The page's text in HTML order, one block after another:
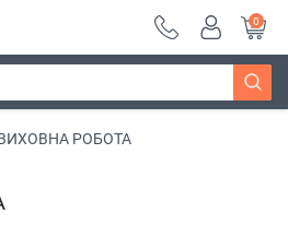
0
РОБОТА